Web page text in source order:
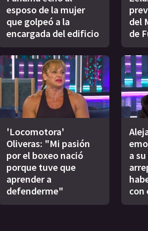
esposo de la mujer
que golpeó a la
encargada del edificio
del
de
'Locomotora'
Oliveras: "Mi pasión
por el boxeo nació
porque tuve que
aprender a
defenderme"
a
con